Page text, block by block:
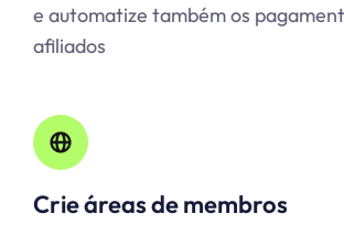
e automatize também os
afiliados
Crie áreas de membros